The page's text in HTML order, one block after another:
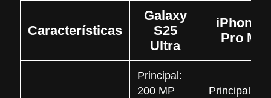
Características
Galaxy
S25
Ultra
iPhone
Pro
Principal:
200 MP
Principal